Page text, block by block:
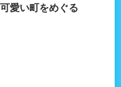
愛い町をめぐる